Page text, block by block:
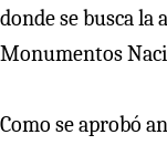
donde se busca la
Monumentos
Como se aprobó